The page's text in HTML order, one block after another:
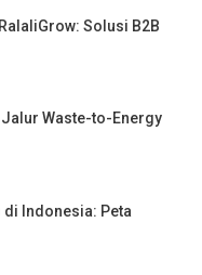
Solusi B2B
Waste-to-Energy
di Indonesia: Peta